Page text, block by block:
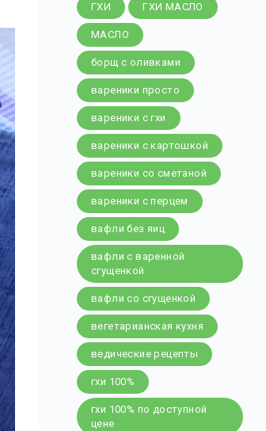
ГХИ ГХИ МАСЛО
МАСЛО
борщ с оливками
вареники просто
вареники с гхи
вареники с картошкой
вареники со сметаной
вареники с перцем
вафли без яиц
вафли с варенной
сгущенкой
вафли со сгущенкой
вегетарианская кухня
ведические рецепты
гхи 100%
гхи 100% по доступной
цене